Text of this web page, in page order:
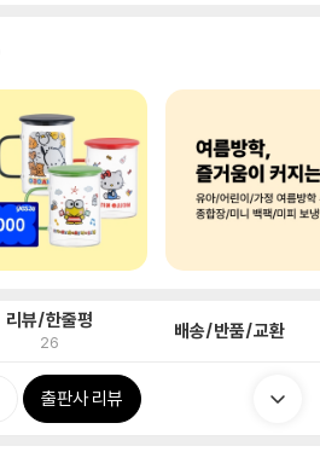
리뷰/한줄평
26 배송/반품/교환
출판사 리뷰